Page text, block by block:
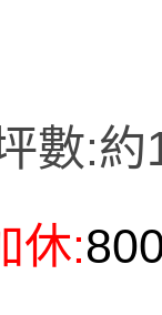
數:約
休: